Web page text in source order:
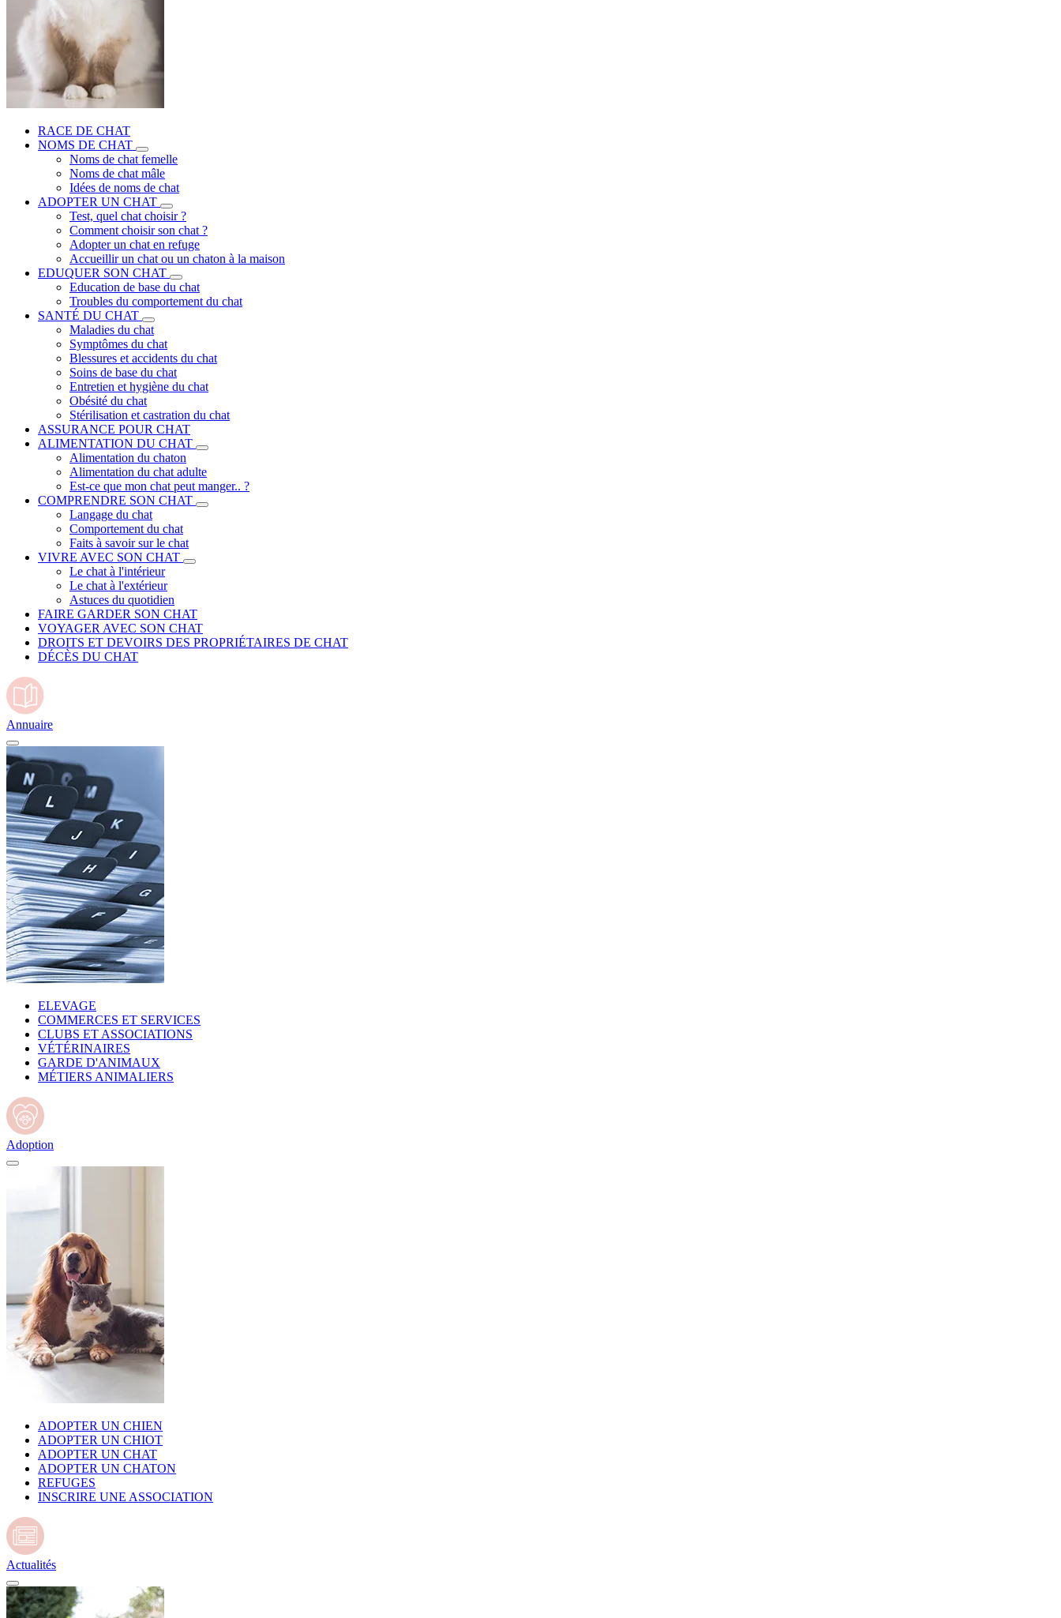
RACE DE CHAT
NOMS DE CHAT
Noms de chat femelle
Noms de chat mâle
Idées de noms de chat
ADOPTER UN CHAT
Test, quel chat choisir ?
Comment choisir son chat ?
Adopter un chat en refuge
Accueillir un chat ou un chaton à la maison
EDUQUER SON CHAT
Education de base du chat
Troubles du comportement du chat
SANTÉ DU CHAT
Maladies du chat
Symptômes du chat
Blessures et accidents du chat
Soins de base du chat
Entretien et hygiène du chat
Obésité du chat
Stérilisation et castration du chat
ASSURANCE POUR CHAT
ALIMENTATION DU CHAT
Alimentation du chaton
Alimentation du chat adulte
Est-ce que mon chat peut manger.. ?
COMPRENDRE SON CHAT
Langage du chat
Comportement du chat
Faits à savoir sur le chat
VIVRE AVEC SON CHAT
Le chat à l'intérieur
Le chat à l'extérieur
Astuces du quotidien
FAIRE GARDER SON CHAT
VOYAGER AVEC SON CHAT
DROITS ET DEVOIRS DES PROPRIÉTAIRES DE CHAT
DÉCÈS DU CHAT
Annuaire
ELEVAGE
COMMERCES ET SERVICES
CLUBS ET ASSOCIATIONS
VÉTÉRINAIRES
GARDE D'ANIMAUX
MÉTIERS ANIMALIERS
Adoption
ADOPTER UN CHIEN
ADOPTER UN CHIOT
ADOPTER UN CHAT
ADOPTER UN CHATON
REFUGES
INSCRIRE UNE ASSOCIATION
Actualités